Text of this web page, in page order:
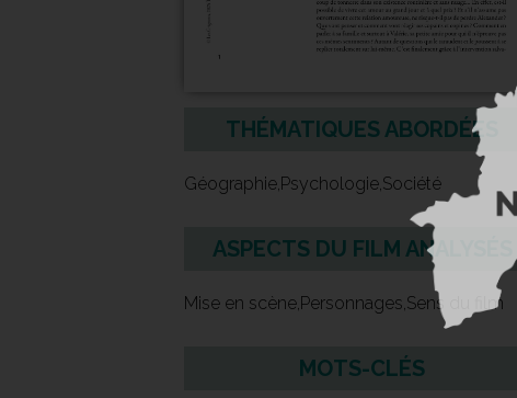
THÉMATIQUES ABORDÉES
Géographie,Psychologie,Société
ASPECTS DU FILM ANALYSÉS
Mise en scène,Personnages,Sens du film
MOTS-CLÉS